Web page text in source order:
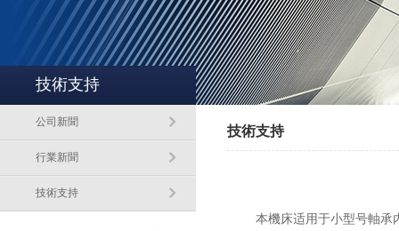
技術支持
公司新聞
行業新聞
技術支持
技術支持
本機床适用于小型号軸承